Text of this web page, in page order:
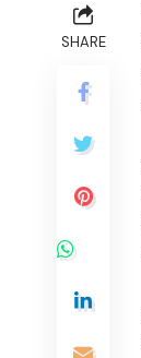
SHARE